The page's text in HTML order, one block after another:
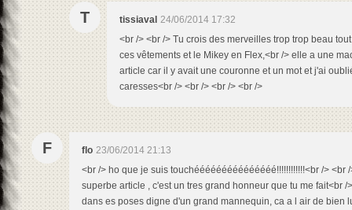
T tissiaval 24/06/2014 17:32
<br /> <br /> Tu crois des merveilles trop trop beau
ces vêtements et le Mikey en Flex,<br /> elle a une
article car il y avait une couronne et un mot et j'ai
caresses<br /> <br /> <br /> <br />
F flo 23/06/2014 21:13
<br /> ho que je suis touchééééééééééééééé!!!!!!!!!!!!<br /> <br
superbe article , c'est un tres grand honneur que tu me fait<br /
dans es poses digne d'un grand mannequin, ca a l air de bien